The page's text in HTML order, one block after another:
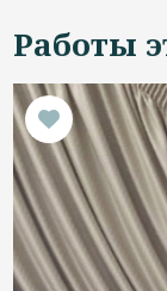
Работы